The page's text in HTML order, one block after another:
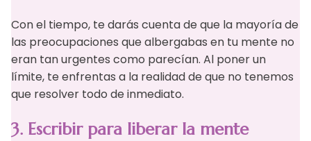
Con el tiempo, te darás cuenta de que la mayoría de
las preocupaciones que albergabas en tu mente no
eran tan urgentes como parecían. Al poner un
límite, te enfrentas a la realidad de que no tenemos
que resolver todo de inmediato.
3. Escribir para liberar la mente